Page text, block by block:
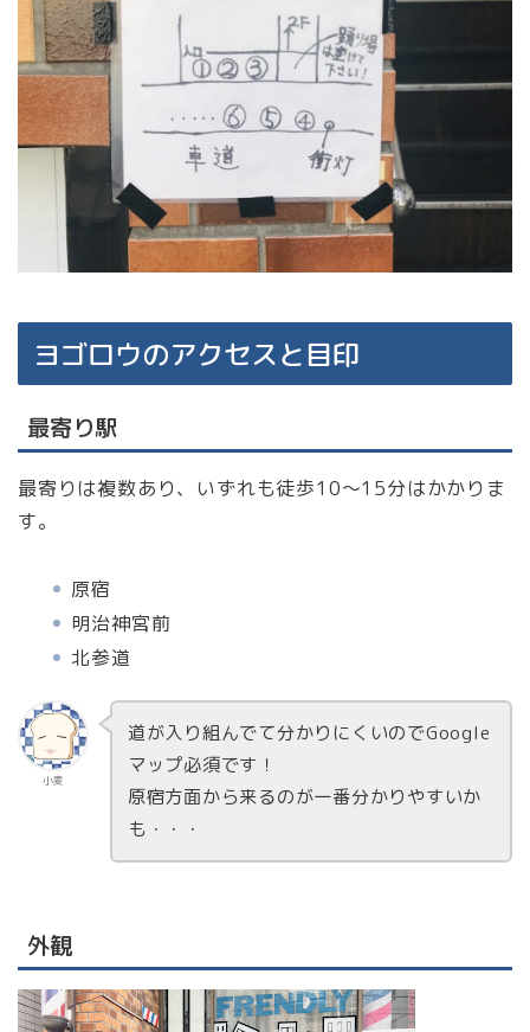
ヨゴロウのアクセスと目印
最寄り駅
最寄りは複数あり、いずれも徒歩10〜15分はかかりま
す。
原宿
明治神宮前
北参道
小麦
道が入り組んでて分かりにくいのでGoogle
マップ必須です！
原宿方面から来るのが一番分かりやすいか
も・・・
外観